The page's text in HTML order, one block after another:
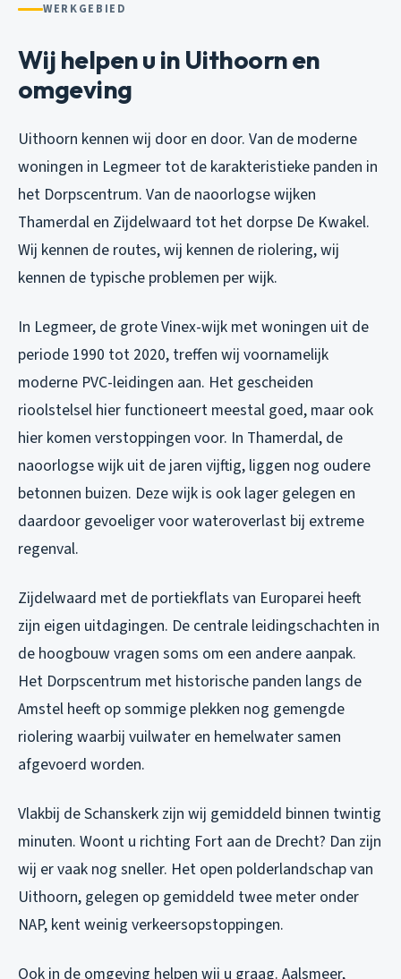
WERKGEBIED
Wij helpen u in Uithoorn en
omgeving
Uithoorn kennen wij door en door. Van de moderne
woningen in Legmeer tot de karakteristieke panden in
het Dorpscentrum. Van de naoorlogse wijken
Thamerdal en Zijdelwaard tot het dorpse De Kwakel.
Wij kennen de routes, wij kennen de riolering, wij
kennen de typische problemen per wijk.
In Legmeer, de grote Vinex-wijk met woningen uit de
periode 1990 tot 2020, treffen wij voornamelijk
moderne PVC-leidingen aan. Het gescheiden
rioolstelsel hier functioneert meestal goed, maar ook
hier komen verstoppingen voor. In Thamerdal, de
naoorlogse wijk uit de jaren vijftig, liggen nog oudere
betonnen buizen. Deze wijk is ook lager gelegen en
daardoor gevoeliger voor wateroverlast bij extreme
regenval.
Zijdelwaard met de portiekflats van Europarei heeft
zijn eigen uitdagingen. De centrale leidingschachten in
de hoogbouw vragen soms om een andere aanpak.
Het Dorpscentrum met historische panden langs de
Amstel heeft op sommige plekken nog gemengde
riolering waarbij vuilwater en hemelwater samen
afgevoerd worden.
Vlakbij de Schanskerk zijn wij gemiddeld binnen twintig
minuten. Woont u richting Fort aan de Drecht? Dan zijn
wij er vaak nog sneller. Het open polderlandschap van
Uithoorn, gelegen op gemiddeld twee meter onder
NAP, kent weinig verkeersopstoppingen.
Ook in de omgeving helpen wij u graag. Aalsmeer,